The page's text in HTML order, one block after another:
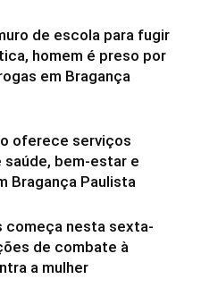
de escola para fugir
homem é preso por
em Bragança
oferece serviços
bem-estar e
Bragança Paulista
começa nesta sexta-
de combate à
a mulher